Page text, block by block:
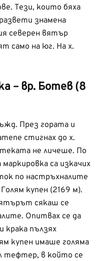
Тези, които бяха
знамена
северен вятър
само на юг. На х.
– вр. Ботев (8
През гората и
стигнах до х.
не личеше. По
са изкачих
по настръхналите
купен (2169 м).
сякаш се
Опитвах се да
крака пълзях
купен имаше голяма
тефтер, в който се